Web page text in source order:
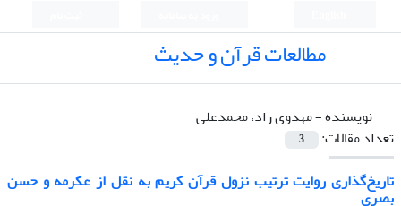
مطالعات قرآن و حدیث
نویسنده =مهدوی راد، محمدعلی
تعداد مقالات:
3
تاریخ‌گذاری روایت ترتیب نزول قرآن کریم به نقل از عکرمه و حسن
بصری